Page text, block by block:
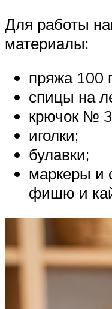
Для работы
материалы:
пряжа 100
спицы на
крючок №
иголки;
булавки;
маркеры и
фишю и